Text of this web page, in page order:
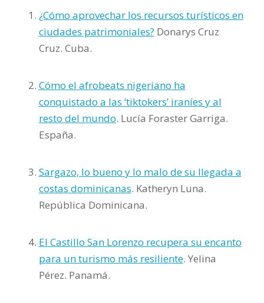
¿Cómo aprovechar los recursos turísticos en
ciudades patrimoniales? Donarys Cruz
Cruz. Cuba.
Cómo el afrobeats nigeriano ha
conquistado a las ‘tiktokers’ iraníes y al
resto del mundo. Lucía Foraster Garriga.
España.
Sargazo, lo bueno y lo malo de su llegada a
costas dominicanas. Katheryn Luna.
República Dominicana.
El Castillo San Lorenzo recupera su encanto
para un turismo más resiliente. Yelina
Pérez. Panamá.